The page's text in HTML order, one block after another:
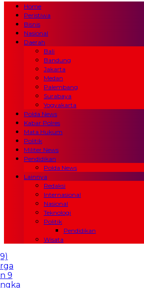
Home
Peristiwa
Bisnis
Nasional
Daerah
Bali
Bandung
Jakarta
Medan
Palembang
Surabaya
Yogyakarta
Polda News
Kabar Polres
Mata Hukum
Politik
Militer News
Pendidikan
Polda News
Lainnya
Redaksi
Internasional
Nasional
Teknologi
Politik
Pendidikan
Wisata
Cilik Tunanetra Asal
6 Juz Al-Qur’an Meski Buta Sejak
Sumenep Desak Perbaikan Jalan
: Kami Seperti Warga Kelas Dua